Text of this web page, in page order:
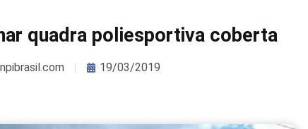
quadra poliesportiva coberta
19/03/2019